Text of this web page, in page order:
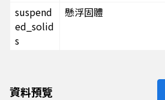
suspend
ed_solid
s
懸浮固體
資料預覽